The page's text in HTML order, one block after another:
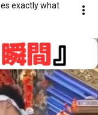
exactly what